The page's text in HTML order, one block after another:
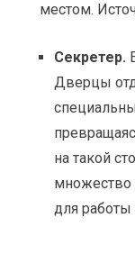
местом.
Секретер.
Дверцы
на такой
множество
для работы